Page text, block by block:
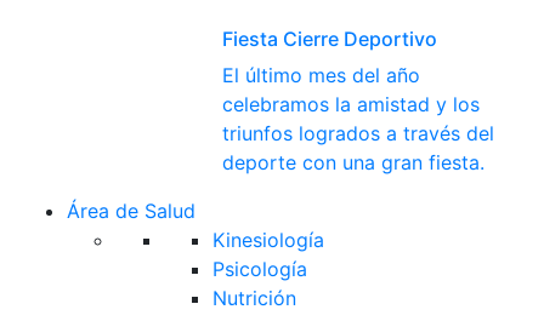
Fiesta Cierre Deportivo
El último mes del año
celebramos la amistad y los
triunfos logrados a través del
deporte con una gran fiesta.
Área de Salud
Kinesiología
Psicología
Nutrición